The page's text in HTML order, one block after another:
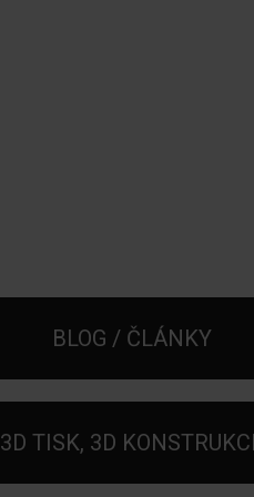
BLOG / ČLÁNKY
3D TISK, 3D